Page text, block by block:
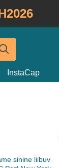
InstaCap